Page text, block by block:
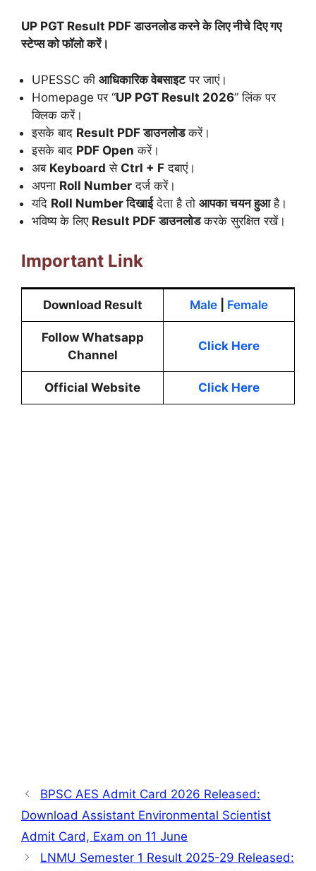
UP PGT Result PDF डाउनलोड करने के लिए नीचे दिए गए
स्टेप्स को फॉलो करें।
UPESSC की आधिकारिक वेबसाइटपर जाएं।
Homepage पर “UP PGT Result 2026” लिंक पर
क्लिक करें।
इसके बाद Result PDF डाउनलोडकरें।
इसके बाद PDF Open करें।
अब Keyboard से Ctrl + F दबाएं।
अपना Roll Number दर्ज करें।
यदि Roll Number दिखाईदेता है तो आपका चयन हुआहै।
भविष्य के लिए Result PDF डाउनलोडकरके सुरक्षित रखें।
Important Link
Download Result Male Female
Follow Whatsapp
Channel
Click Here
Official Website Click Here
BPSC AES Admit Card 2026 Released:
Download Assistant Environmental Scientist
Admit Card, Exam on 11 June
LNMU Semester 1 Result 2025-29 Released: